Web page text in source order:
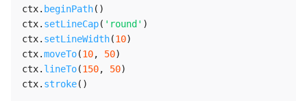
ctx. beginPath( )
ctx. setLineCap( 'round' )
ctx. setLineWidth(10)
ctx.moveTo(10, 50)
ctx. lineTo(150, 50)
ctx. stroke( )